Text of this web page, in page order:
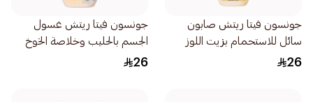
جونسون فيتا ريتش صابون
سائل للاستحمام بزيت اللوز
وزبدة الشيا 400مل
26
جونسون فيتا ريتش غسول
الجسم بالحليب وخلاصة الخوخ
وجوز الهند 400مل
26